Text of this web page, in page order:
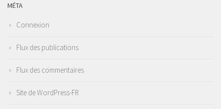
MÉTA
Connexion
Flux des publications
Flux des commentaires
Site de WordPress-FR